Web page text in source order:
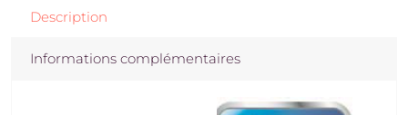
Description
Informations complémentaires